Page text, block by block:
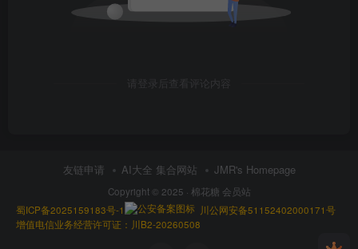
请登录后查看评论内容
友链申请 AI大全 集合网站 JMR's Homepage
Copyright © 2025 · 棉花糖 会员站
蜀ICP备2025159183号-1
川公网安备51152402000171号
增值电信业务经营许可证：川B2-20260508